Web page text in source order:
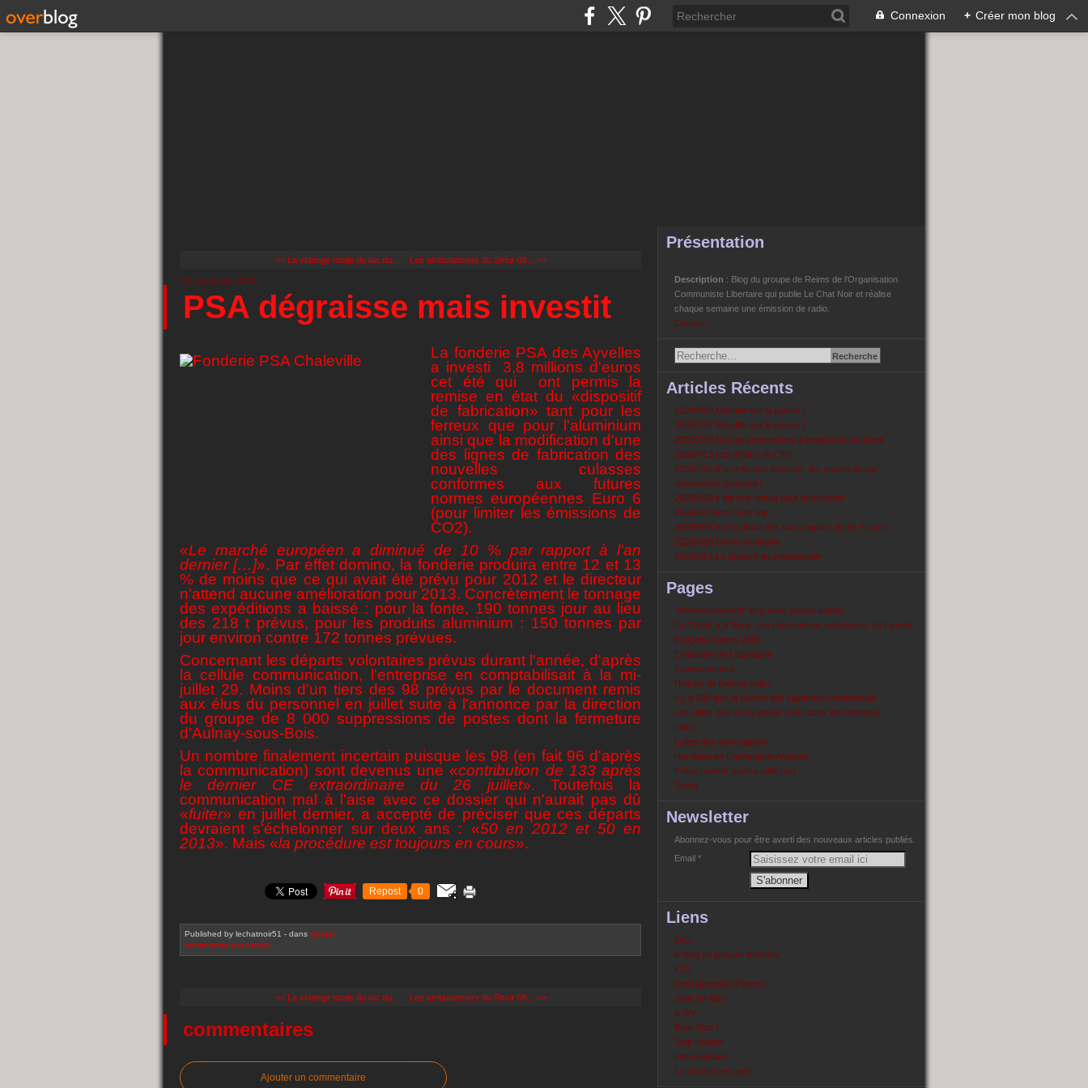
Connexion + Créer mon blog
<< La vidange totale du lac du... Les ambulanciers du Smur 08... >>
15 septembre 2012
PSA dégraisse mais investit
La fonderie PSA des Ayvelles
a investi 3,8 millions d'euros
cet été qui ont permis la
remise en état du «dispositif
de fabrication» tant pour les
ferreux que pour l'aluminium
ainsi que la modification d'une
des lignes de fabrication des
nouvelles culasses
conformes aux futures
normes européennes Euro 6
(pour limiter les émissions de
CO2).
«Le marché européen a diminué de 10 % par rapport à l'an
dernier […]». Par effet domino, la fonderie produira entre 12 et 13
% de moins que ce qui avait été prévu pour 2012 et le directeur
n'attend aucune amélioration pour 2013. Concrètement le tonnage
des expéditions a baissé : pour la fonte, 190 tonnes jour au lieu
des 218 t prévus, pour les produits aluminium : 150 tonnes par
jour environ contre 172 tonnes prévues.
Concernant les départs volontaires prévus durant l'année, d'après
la cellule communication, l'entreprise en comptabilisait à la mi-
juillet 29. Moins d'un tiers des 98 prévus par le document remis
aux élus du personnel en juillet suite à l'annonce par la direction
du groupe de 8 000 suppressions de postes dont la fermeture
d'Aulnay-sous-Bois.
Un nombre finalement incertain puisque les 98 (en fait 96 d'après
la communication) sont devenus une «contribution de 133 après
le dernier CE extraordinaire du 26 juillet».
Toutefois la
communication mal à l'aise avec ce dossier qui n'aurait pas dû
«fuiter» en juillet dernier, a accepté de préciser que ces départs
devraient s'échelonner sur deux ans : «50 en 2012 et 50 en
2013». Mais «la procédure est toujours en cours».
Repost 0
Published by lechatnoir51 - dans Social
commenter cet article
<< La vidange totale du lac du... Les ambulanciers du Smur 08... >>
commentaires
Ajouter un commentaire
Présentation
Description : Blog du groupe de Reims de l'Organisation
Communiste Libertaire qui publie Le Chat Noir et réalise
chaque semaine une émission de radio.
Contact
Articles Récents
20260803 Maudite soit la guerre 2
20260727 Maudite soit la guerre 1
20260720 Non au porte-avions à propulsion nucléaire
20260713 Les 20 ans du CPE
20260706 A la veille des élections, les projets de lois
répressives pleuvent !
20260629 Il fait trop chaud pour tout cramer
2060622 Nord c’est noir
20260615 Intercollectif des sans papiers Ile de France
20260608 Grève et victoire
20260601 Le Spectre du colonialisme
Pages
‘‘Désenclavement’’ et grands projets inutiles
Du Tchad à la Syrie : les interventions extérieures de l’armée
française depuis 1981
Emissions de L'Egrégore
Environnement
Histoire de l'antinucléaire
Il y a 100 ans, la révolte des vignerons champenois
Les rafles des 4 et 6 janvier 1944 dans les Ardennes
Links
Luttes des sans papiers
Nucléaire en Champagne Ardenne
Police partout, justice nulle part
Social
Newsletter
Abonnez-vous pour être averti des nouveaux articles publiés.
Email
Liens
OCL
le blog de jacques tourtaux
ICO
Anti répression Poitiers
Sons en lutte
la QV
Bure Stop !
Stop Nogent
Info nucléaire
La mouette enragée